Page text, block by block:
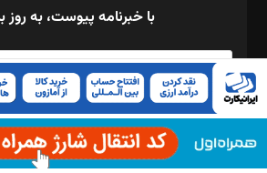
با خبرنامه پیوست، به روز
وارد کنید.